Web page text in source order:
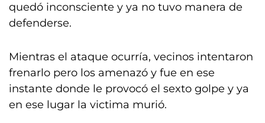
quedó inconsciente y ya no tuvo manera de
defenderse.
Mientras el ataque ocurría, vecinos intentaron
frenarlo pero los amenazó y fue en ese
instante donde le provocó el sexto golpe y ya
en ese lugar la victima murió.